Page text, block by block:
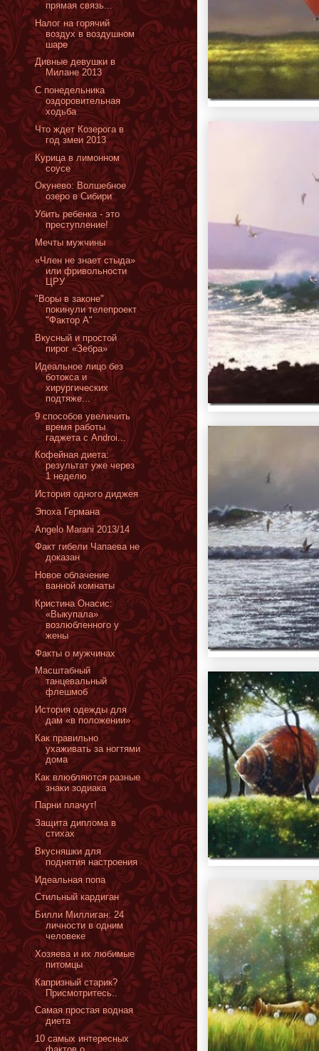
прямая связь...
Налог на горячий
воздух в воздушном
шаре
Дивные девушки в
Милане 2013
С понедельника
оздоровительная
ходьба
Что ждет Козерога в
год змеи 2013
Курица в лимонном
соусе
Окунево: Волшебное
озеро в Сибири
Убить ребенка - это
преступление!
Мечты мужчины
«Член не знает стыда»
или фривольности
ЦРУ
"Воры в законе"
покинули телепроект
"Фактор А"
Вкусный и простой
пирог «Зебра»
Идеальное лицо без
ботокса и
хирургических
подтяже...
9 способов увеличить
время работы
гаджета с Androi...
Кофейная диета:
результат уже через
1 неделю
История одного диджея
Эпоха Германа
Angelo Marani 2013/14
Факт гибели Чапаева не
доказан
Новое облачение
ванной комнаты
Кристина Онасис:
«Выкупала»
возлюбленного у
жены
Факты о мужчинах
Масштабный
танцевальный
флешмоб
История одежды для
дам «в положении»
Как правильно
ухаживать за ногтями
дома
Как влюбляются разные
знаки зодиака
Парни плачут!
Защита диплома в
стихах
Вкусняшки для
поднятия настроения
Идеальная попа
Стильный кардиган
Билли Миллиган: 24
личности в одним
человеке
Xозяева и их любимые
питомцы
Капризный старик?
Присмотритесь..
Самая простая водная
диета
10 самых интересных